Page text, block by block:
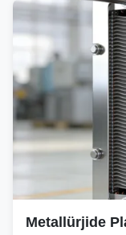
Metallürjide